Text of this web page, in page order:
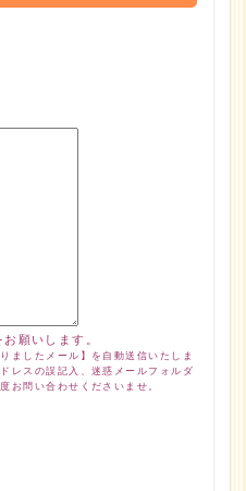
願いします。
ましたメール】を自動送信いたしま
レスの誤記入、迷惑メールフォルダ
お問い合わせくださいませ。